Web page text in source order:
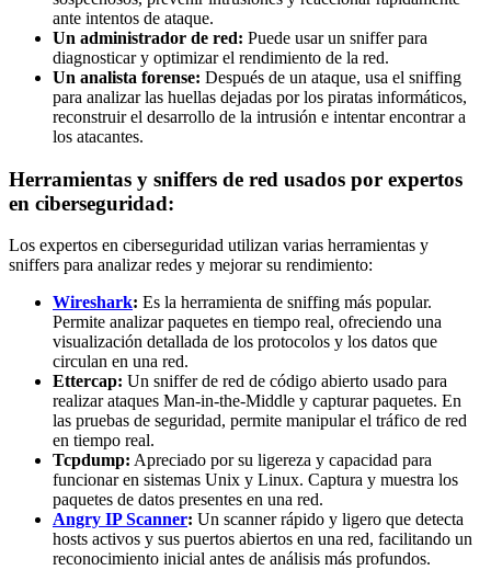
ante intentos de ataque.
Un administrador de red: Puede usar un sniffer para
diagnosticar y optimizar el rendimiento de la red.
Un analista forense: Después de un ataque, usa el sniffing
para analizar las huellas dejadas por los piratas informáticos,
reconstruir el desarrollo de la intrusión e intentar encontrar a
los atacantes.
Herramientas y sniffers de red usados por expertos
en ciberseguridad:
Los expertos en ciberseguridad utilizan varias herramientas y
sniffers para analizar redes y mejorar su rendimiento:
Wireshark: Es la herramienta de sniffing más popular.
Permite analizar paquetes en tiempo real, ofreciendo una
visualización detallada de los protocolos y los datos que
circulan en una red.
Ettercap: Un sniffer de red de código abierto usado para
realizar ataques Man-in-the-Middle y capturar paquetes. En
las pruebas de seguridad, permite manipular el tráfico de red
en tiempo real.
Tcpdump: Apreciado por su ligereza y capacidad para
funcionar en sistemas Unix y Linux. Captura y muestra los
paquetes de datos presentes en una red.
Angry IP Scanner: Un scanner rápido y ligero que detecta
hosts activos y sus puertos abiertos en una red, facilitando un
reconocimiento inicial antes de análisis más profundos.